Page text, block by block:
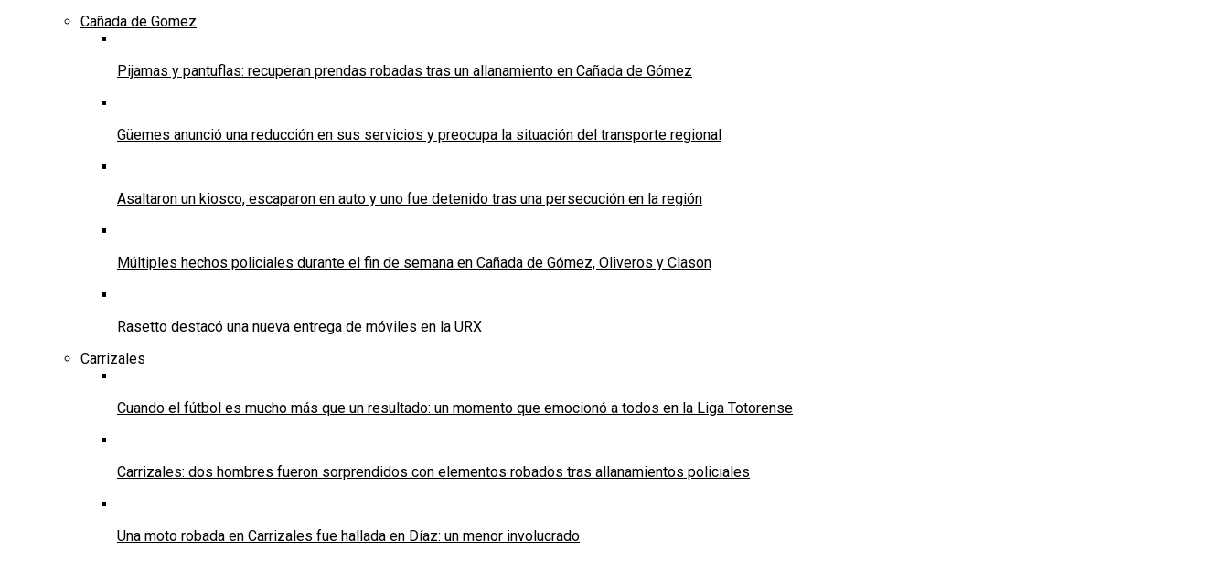
Cañada de Gomez
Pijamas y pantuflas: recuperan prendas robadas tras un allanamiento en Cañada de Gómez
Güemes anunció una reducción en sus servicios y preocupa la situación del transporte regional
Asaltaron un kiosco, escaparon en auto y uno fue detenido tras una persecución en la región
Múltiples hechos policiales durante el fin de semana en Cañada de Gómez, Oliveros y Clason
Rasetto destacó una nueva entrega de móviles en la URX
Carrizales
Cuando el fútbol es mucho más que un resultado: un momento que emocionó a todos en la Liga Totorense
Carrizales: dos hombres fueron sorprendidos con elementos robados tras allanamientos policiales
Una moto robada en Carrizales fue hallada en Díaz: un menor involucrado